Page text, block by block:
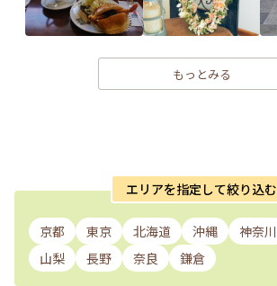
もっとみる
エリアを指定して絞り込む
京都 東京 北海道 沖縄 神奈川
山梨
長野 奈良 鎌倉